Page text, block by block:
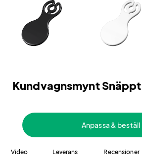
Kundvagnsmynt
Anpassa & beställ
Video Leverans Recensioner